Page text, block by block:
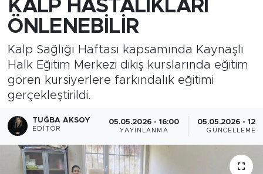
KALP HASTALIKLARI
ÖNLENEBİLİR
Kalp Sağlığı Haftası kapsamında Kaynaşlı
Halk Eğitim Merkezi dikiş kurslarında eğitim
gören kursiyerlere farkındalık eğitimi
gerçekleştirildi.
TUĞBA AKSOY
EDITÖR
05.05.2026 - 16:00
YAYINLANMA
05.05.2026 -
GÜNCELLEME
Spor
Yerel Haber
Öncü Radyo Dinle
Öncü TV İzle
Düzce Trafik Yoğunluk Haritası
Tüm Manşetler
Son Dakika Haberleri
Haber Arşivi